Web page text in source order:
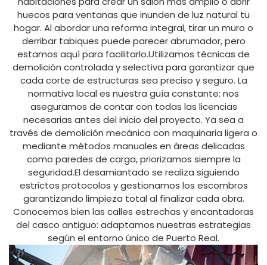
huecos para ventanas que inunden de luz natural tu
hogar. Al abordar una reforma integral, tirar un muro o
derribar tabiques puede parecer abrumador, pero
estamos aquí para facilitarlo.Utilizamos técnicas de
demolición controlada y selectiva para garantizar que
cada corte de estructuras sea preciso y seguro. La
normativa local es nuestra guía constante: nos
aseguramos de contar con todas las licencias
necesarias antes del inicio del proyecto. Ya sea a
través de demolición mecánica con maquinaria ligera o
mediante métodos manuales en áreas delicadas
como paredes de carga, priorizamos siempre la
seguridad.El desamiantado se realiza siguiendo
estrictos protocolos y gestionamos los escombros
garantizando limpieza total al finalizar cada obra.
Conocemos bien las calles estrechas y encantadoras
del casco antiguo: adaptamos nuestras estrategias
según el entorno único de Puerto Real.